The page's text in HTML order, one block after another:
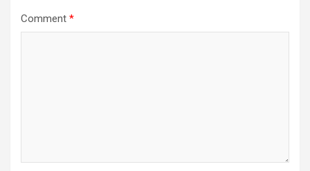
Comment *